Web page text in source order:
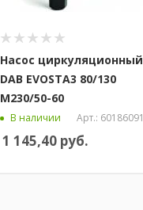
Насос циркуляционный
DAB EVOSTA3 80/130
М230/50-60
В наличии Арт.: 60186091
1 145,40 руб.